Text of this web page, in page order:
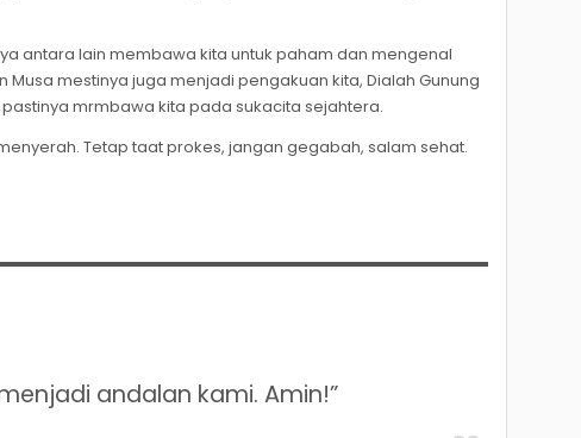
antara lain membawa kita untuk paham dan mengenal
mestinya juga menjadi pengakuan kita, Dialah Gunung
mrmbawa kita pada sukacita sejahtera.
Tetap taat prokes, jangan gegabah, salam sehat.
andalan kami. Amin!”